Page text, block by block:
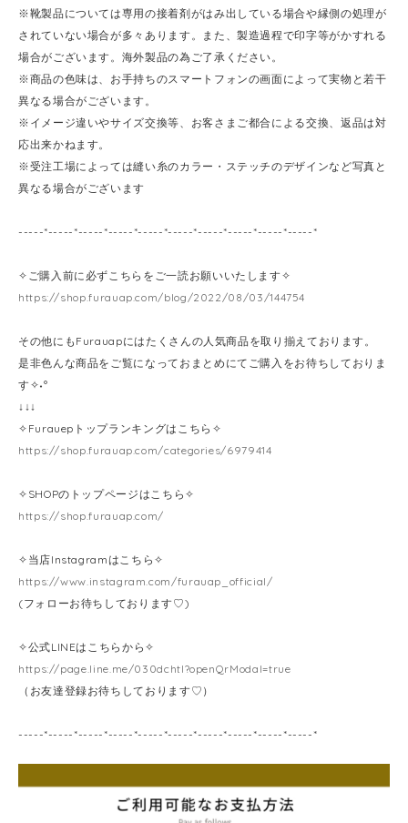
※靴製品については専用の接着剤がはみ出している場合や縁側の処理が
されていない場合が多々あります。また、製造過程で印字等がかすれる
場合がございます。海外製品の為ご了承ください。
※商品の色味は、お手持ちのスマートフォンの画面によって実物と若干
異なる場合がございます。
※イメージ違いやサイズ交換等、お客さまご都合による交換、返品は対
応出来かねます。
※受注工場によっては縫い糸のカラー・ステッチのデザインなど写真と
異なる場合がございます
-----*-----*-----*-----*-----*-----*-----*-----*-----*-----*
✧ご購入前に必ずこちらをご一読お願いいたします✧
https://shop.furauap.com/blog/2022/08/03/144754
その他にもFurauapにはたくさんの人気商品を取り揃えております。
是非色んな商品をご覧になっておまとめにてご購入をお待ちしておりま
す✧˖°
↓↓↓
✧Furauepトップランキングはこちら✧
https://shop.furauap.com/categories/6979414
✧SHOPのトップページはこちら✧
https://shop.furauap.com/
✧当店Instagramはこちら✧
https://www.instagram.com/furauap_official/
(フォローお待ちしております♡)
✧公式LINEはこちらから✧
https://page.line.me/030dchtl?openQrModal=true
（お友達登録お待ちしております♡）
-----*-----*-----*-----*-----*-----*-----*-----*-----*-----*